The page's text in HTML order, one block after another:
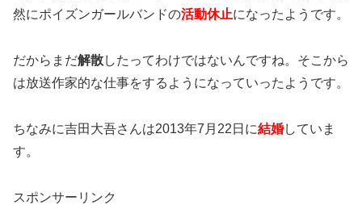
然にポイズンガールバンドの活動休止になったようです。
だからまだ解散したってわけではないんですね。そこから
は放送作家的な仕事をするようになっていったようです。
ちなみに吉田大吾さんは2013年7月22日に結婚していま
す。
スポンサーリンク